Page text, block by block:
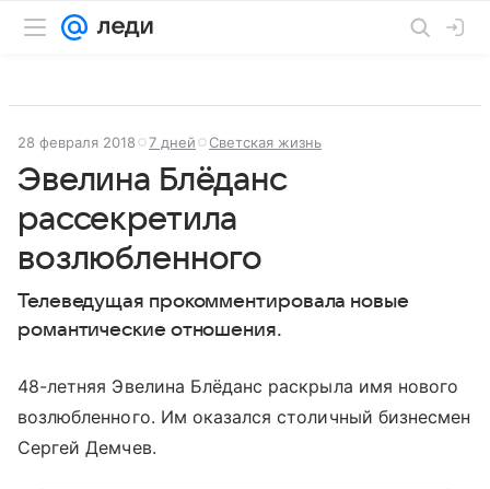
28 февраля 2018 7 дней Светская жизнь
Эвелина Блёданс
рассекретила
возлюбленного
Телеведущая прокомментировала новые
романтические отношения.
48-летняя Эвелина Блёданс раскрыла имя нового
возлюбленного. Им оказался столичный бизнесмен
Сергей Демчев.